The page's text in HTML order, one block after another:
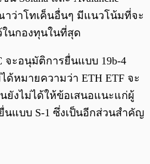
ว่าโทเค็นอื่นๆ มีแนวโน้มที่จะ
นกองทุนในที่สุด
จะอนุมัติการยื่นแบบ 19b-4
หมายความว่า ETH ETF จะ
ยังไม่ได้ให้ข้อเสนอแนะแก่ผู้
นแบบ S-1 ซึ่งเป็นอีกส่วนสำคัญ